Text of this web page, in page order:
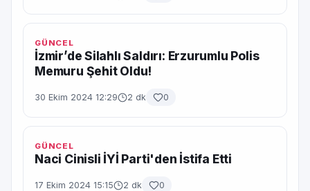
GÜNCEL
İzmir’de Silahlı Saldırı: Erzurumlu Polis
Memuru Şehit Oldu!
30 Ekim 2024 12:29 2 dk 0
GÜNCEL
Naci Cinisli İYİ Parti'den İstifa Etti
17 Ekim 2024 15:15 2 dk 0